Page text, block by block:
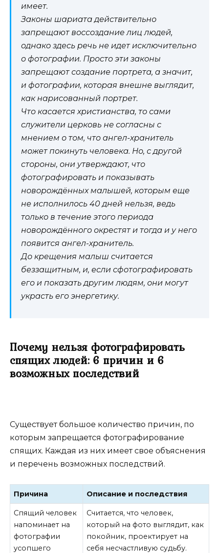
имеет.
Законы шариата действительно
запрещают воссоздание лиц людей,
однако здесь речь не идет исключительно
о фотографии. Просто эти законы
запрещают создание портрета, а значит,
и фотографии, которая внешне выглядит,
как нарисованный портрет.
Что касается христианства, то сами
служители церковь не согласны с
мнением о том, что ангел-хранитель
может покинуть человека. Но, с другой
стороны, они утверждают, что
фотографировать и показывать
новорождённых малышей, которым еще
не исполнилось 40 дней нельзя, ведь
только в течение этого периода
новорождённого окрестят и тогда и у него
появится ангел-хранитель.
До крещения малыш считается
беззащитным, и, если сфотографировать
его и показать другим людям, они могут
украсть его энергетику.
Почему нельзя фотографировать
спящих людей: 6 причин и 6
возможных последствий
Существует большое количество причин, по
которым запрещается фотографирование
спящих. Каждая из них имеет свое объяснения
и перечень возможных последствий.
Причина Описание и последствия
Спящий человек
напоминает на
фотографии
усопшего
Считается, что человек,
который на фото выглядит, как
покойник, проектирует на
себя несчастливую судьбу.